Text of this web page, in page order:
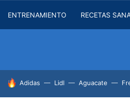
ENTRENAMIENTO RECETAS
HOY SE HABLA DE
Adidas Lidl Aguacate